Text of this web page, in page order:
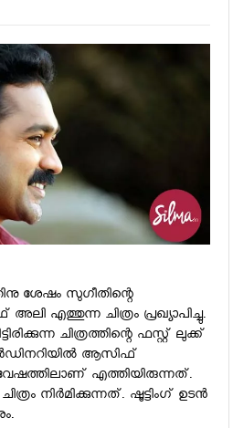
ശേഷം സുഗീതിന്റെ
എത്തുന്ന ചിത്രം പ്രഖ്യാപിച്ചു.
ചിത്രത്തിന്റെ ഫസ്റ്റ് ലുക്ക്
ആസിഫ്
എത്തിയിരുന്നത്.
നിര്‍മിക്കുന്നത്. ഷൂട്ടിംഗ് ഉടന്‍